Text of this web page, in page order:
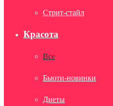
Стрит-стайл
Красота
Все
Бьюти-новинки
Диеты